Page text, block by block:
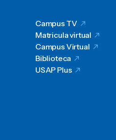
Campus TV
Matricula virtual
Campus Virtual
Biblioteca
USAP Plus